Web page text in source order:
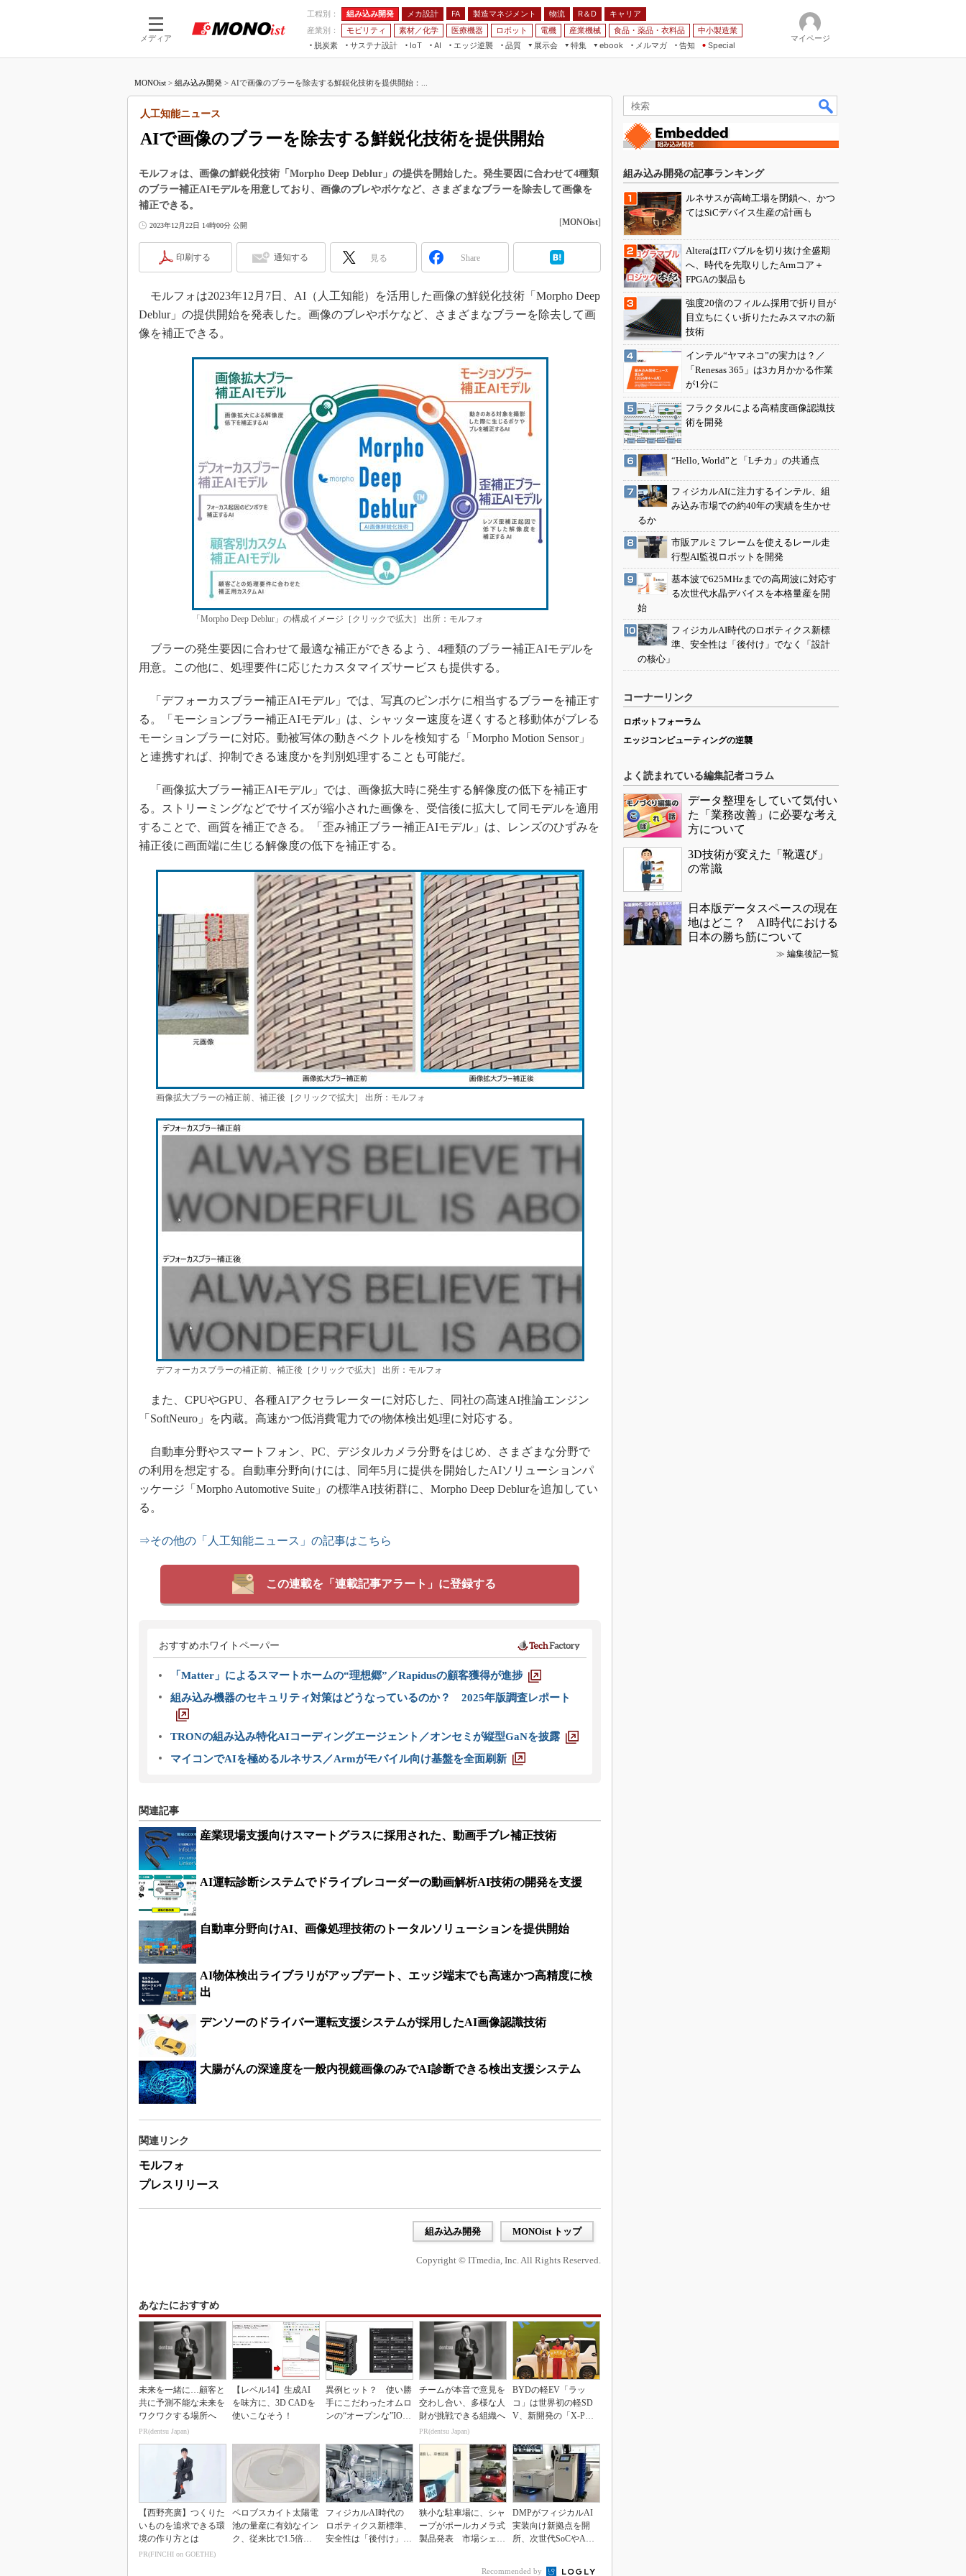
メディア
工程別： 組み込み開発 メカ設計 FA 製造マネジメント 物流 R＆D
キャリア
産業別：
モビリティ 素材／化学 医療機器 ロボット 電機 産業機械 食品・薬品・衣料品
中小製造業
脱炭素
サステナ設計
IoT
つながる工場
AI
AI×設備保全
エッジ逆襲 品質
展示会
JIMTOF
IIFES
ジャパンモビリティショー
スマート工場EXPO
EdgeTech+
日本ものづくりワールド
AUTOMOTIVE WORLD
特集
つながるクルマ
VR／AR
フィールドサービス
FPGA
組み込み画像技術
車載ソフト開発
無償設計ツール
インダストリー4.0
イノベーション
製造業ビッグデータ
メイドインジャパン
知財マネジメント
海外生産
グローバル設計・開発
制御セキュリティ
ebook
FA
モビリティ
素材／化学
メルマガ
告知 Special
マイページ
MONOist > 組み込み開発 > AIで画像のブラーを除去する鮮鋭化技術を提供開始：...
AIで画像のブラーを除去する鮮鋭化技術を提供開始
人工知能ニュース
モルフォは、画像の鮮鋭化技術「Morpho Deep Deblur」の提供を開始した。発生要因に合わせて4種類
のブラー補正AIモデルを用意しており、画像のブレやボケなど、さまざまなブラーを除去して画像を
補正できる。
2023年12月22日 14時00分 公開 [MONOist]
印刷する 通知する 見る Share
モルフォは2023年12月7日、AI（人工知能）を活用した画像の鮮鋭化技術「Morpho Deep
Deblur」の提供開始を発表した。画像のブレやボケなど、さまざまなブラーを除去して画
像を補正できる。
「Morpho Deep Deblur」の構成イメージ［クリックで拡大］ 出所：モルフォ
ブラーの発生要因に合わせて最適な補正ができるよう、4種類のブラー補正AIモデルを
用意。この他に、処理要件に応じたカスタマイズサービスも提供する。
「デフォーカスブラー補正AIモデル」では、写真のピンボケに相当するブラーを補正す
る。「モーションブラー補正AIモデル」は、シャッター速度を遅くすると移動体がブレる
モーションブラーに対応。動被写体の動きベクトルを検知する「Morpho Motion Sensor」
と連携すれば、抑制できる速度かを判別処理することも可能だ。
「画像拡大ブラー補正AIモデル」では、画像拡大時に発生する解像度の低下を補正す
る。ストリーミングなどでサイズが縮小された画像を、受信後に拡大して同モデルを適用
することで、画質を補正できる。「歪み補正ブラー補正AIモデル」は、レンズのひずみを
補正後に画面端に生じる解像度の低下を補正する。
画像拡大ブラーの補正前、補正後［クリックで拡大］ 出所：モルフォ
デフォーカスブラーの補正前、補正後［クリックで拡大］ 出所：モルフォ
また、CPUやGPU、各種AIアクセラレーターに対応した、同社の高速AI推論エンジン
「SoftNeuro」を内蔵。高速かつ低消費電力での物体検出処理に対応する。
自動車分野やスマートフォン、PC、デジタルカメラ分野をはじめ、さまざまな分野で
の利用を想定する。自動車分野向けには、同年5月に提供を開始したAIソリューションパ
ッケージ「Morpho Automotive Suite」の標準AI技術群に、Morpho Deep Deblurを追加してい
る。
⇒その他の「人工知能ニュース」の記事はこちら
この連載を「連載記事アラート」に登録する
おすすめホワイトペーパー
「Matter」によるスマートホームの“理想郷”／Rapidusの顧客獲得が進捗
組み込み機器のセキュリティ対策はどうなっているのか？ 2025年版調査レポート
TRONの組み込み特化AIコーディングエージェント／オンセミが縦型GaNを披露
マイコンでAIを極めるルネサス／Armがモバイル向け基盤を全面刷新
関連記事
産業現場支援向けスマートグラスに採用された、動画手ブレ補正技術
AI運転診断システムでドライブレコーダーの動画解析AI技術の開発を支援
自動車分野向けAI、画像処理技術のトータルソリューションを提供開始
AI物体検出ライブラリがアップデート、エッジ端末でも高速かつ高精度に検
出
デンソーのドライバー運転支援システムが採用したAI画像認識技術
大腸がんの深達度を一般内視鏡画像のみでAI診断できる検出支援システム
関連リンク
モルフォ
プレスリリース
組み込み開発 MONOist トップ
Copyright © ITmedia, Inc. All Rights Reserved.
あなたにおすすめ
未来を一緒に…顧客と
共に予測不能な未来を
ワクワクする場所へ
PR(dentsu Japan)
【レベル14】生成AI
を味方に、3D CADを
使いこなそう！
異例ヒット？ 使い勝
手にこだわったオムロ
ンの“オープンな”IO-L
チームが本音で意見を
交わし合い、多様な人
財が挑戦できる組織へ
PR(dentsu Japan)
BYDの軽EV「ラッ
コ」は世界初の軽SD
V、新開発の「X-PAC
【西野亮廣】つくりた
いものを追求できる環
境の作り方とは
PR(FINCHI on GOETHE)
ペロブスカイト太陽電
池の量産に有効なイン
ク、従来比で1.5倍の
フィジカルAI時代の
ロボティクス新標準、
安全性は「後付け」で
狭小な駐車場に、シャ
ープがポールカメラ式
製品発表 市場シェア
DMPがフィジカルAI
実装向け新拠点を開
所、次世代SoCやAM
Recommended by
組み込み開発の記事ランキング
ルネサスが高崎工場を閉鎖へ、かつ
てはSiCデバイス生産の計画も
AlteraはITバブルを切り抜け全盛期
へ、時代を先取りしたArmコア＋
FPGAの製品も
強度20倍のフィルム採用で折り目が
目立ちにくい折りたたみスマホの新
技術
インテル“ヤマネコ”の実力は？／
「Renesas 365」は3カ月かかる作業
が1分に
フラクタルによる高精度画像認識技
術を開発
“Hello, World”と「Lチカ」の共通点
フィジカルAIに注力するインテル、組
み込み市場での約40年の実績を生かせ
るか
市販アルミフレームを使えるレール走
行型AI監視ロボットを開発
基本波で625MHzまでの高周波に対応す
る次世代水晶デバイスを本格量産を開
始
フィジカルAI時代のロボティクス新標
準、安全性は「後付け」でなく「設計
の核心」
コーナーリンク
ロボットフォーラム
エッジコンピューティングの逆襲
よく読まれている編集記者コラム
データ整理をしていて気付い
た「業務改善」に必要な考え
方について
3D技術が変えた「靴選び」
の常識
日本版データスペースの現在
地はどこ？ AI時代における
日本の勝ち筋について
≫ 編集後記一覧